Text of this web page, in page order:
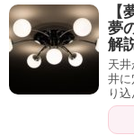
が相場。
電話ですら気軽
でも悩んでいる
夢
解
天
井に
り